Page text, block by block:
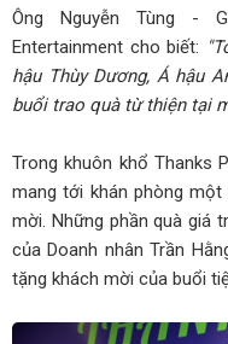
Ông Nguyễn Tùng -
Entertainment cho biết:
hậu Thùy Dương, Á hậu
buổi trao quà từ thiện tại
Trong khuôn khổ Thanks
mang tới khán phòng
mời. Những phần quà giá
của Doanh nhân Trần
tặng khách mời của buổi